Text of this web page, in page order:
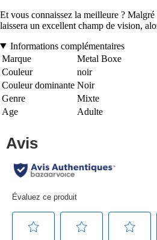
Et vous connaissez la meilleure ? Malgré
laissera un excellent champ de vision,
Informations complémentaires
Marque
Metal Boxe
Couleur
noir
Couleur dominante Noir
Genre
Mixte
Age
Adulte